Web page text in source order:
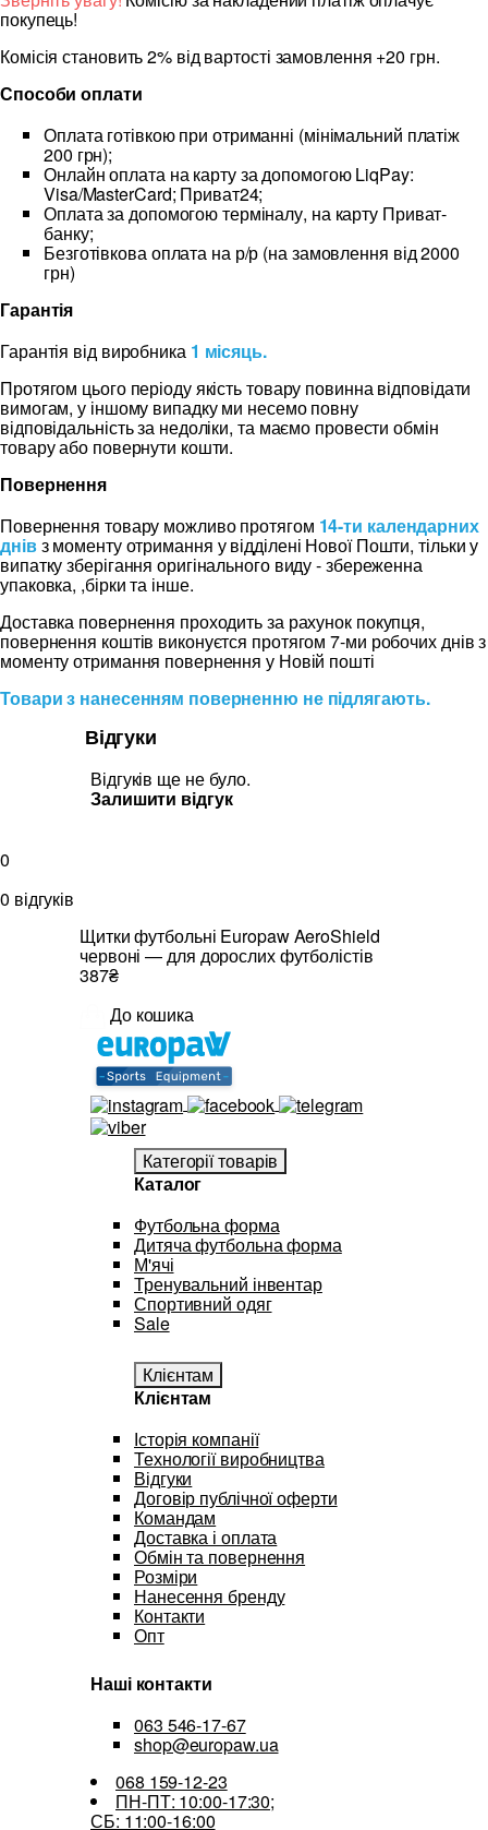
покупець!
Комісія становить 2% від вартості замовлення +20 грн.
Способи оплати
Оплата готівкою при отриманні (мінімальний платіж
200 грн);
Онлайн оплата на карту за допомогою LiqPay:
Visa/MasterCard; Приват24;
Оплата за допомогою терміналу, на карту Приват-
банку;
Безготівкова оплата на р/р (на замовлення від 2000
грн)
Гарантія
Гарантія від виробника 1 місяць.
Протягом цього періоду якість товару повинна відповідати
вимогам, у іншому випадку ми несемо повну
відповідальність за недоліки, та маємо провести обмін
товару або повернути кошти.
Повернення
Повернення товару можливо протягом 14-ти календарних
днівз моменту отримання у відділені Нової Пошти, тільки у
випатку зберігання оригінального виду - збереженна
упаковка, ,бірки та інше.
Доставка повернення проходить за рахунок покупця,
повернення коштів виконуєтся протягом 7-ми робочих днів з
моменту отримання повернення у Новій пошті
Товари з нанесенням поверненню не підлягають.
Відгуки
Відгуків ще не було.
Залишити відгук
0
0 відгуків
Щитки футбольні Europaw AeroShield
червоні — для дорослих футболістів
387₴
До кошика
Категорії товарів
Каталог
Футбольна форма
Дитяча футбольна форма
М'ячі
Тренувальний інвентар
Спортивний одяг
Sale
Клієнтам
Клієнтам
Історія компанії
Технології виробництва
Відгуки
Договір публічної оферти
Командам
Доставка і оплата
Обмін та повернення
Розміри
Нанесення бренду
Контакти
Опт
Наші контакти
063 546-17-67
shop@europaw.ua
068 159-12-23
ПН-ПТ: 10:00-17:30;
СБ: 11:00-16:00